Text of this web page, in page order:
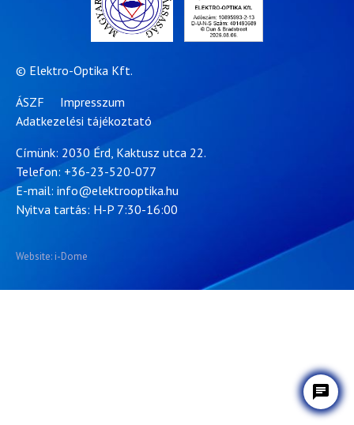
© Elektro-Optika Kft.
ÁSZF
Impresszum
Adatkezelési tájékoztató
Címünk: 2030 Érd, Kaktusz utca 22.
Telefon: +36-23-520-077
E-mail: info@elektrooptika.hu
Nyitva tartás: H-P 7:30-16:00
Website: i-Dome